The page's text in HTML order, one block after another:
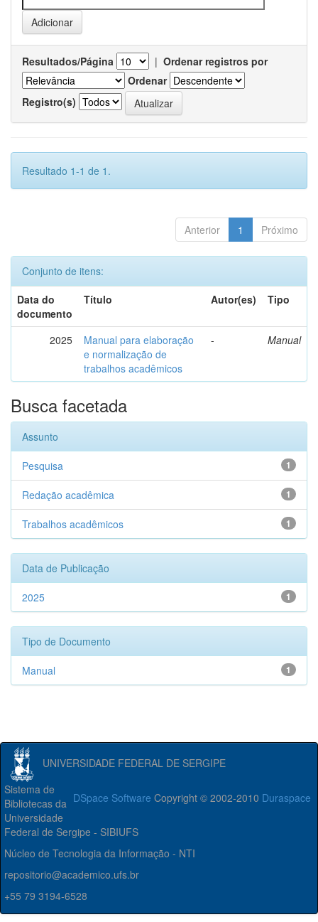
Resultados/Página | Ordenar registros por
Ordenar
Registro(s)
Resultado 1-1 de 1.
Anterior 1 Próximo
Conjunto de itens:
Data do
documento
Título Autor(es) Tipo
2025
Manual para elaboração
e normalização de
trabalhos acadêmicos
- Manual
Busca facetada
Assunto
1
Pesquisa
1
Redação acadêmica
1
Trabalhos acadêmicos
Data de Publicação
1
2025
Tipo de Documento
1
Manual
UNIVERSIDADE FEDERAL DE SERGIPE
DSpace Software Copyright © 2002-2010 Duraspace
Sistema de
Bibliotecas da
Universidade
Federal de Sergipe - SIBIUFS
Núcleo de Tecnologia da Informação - NTI
repositorio@academico.ufs.br
+55 79 3194-6528